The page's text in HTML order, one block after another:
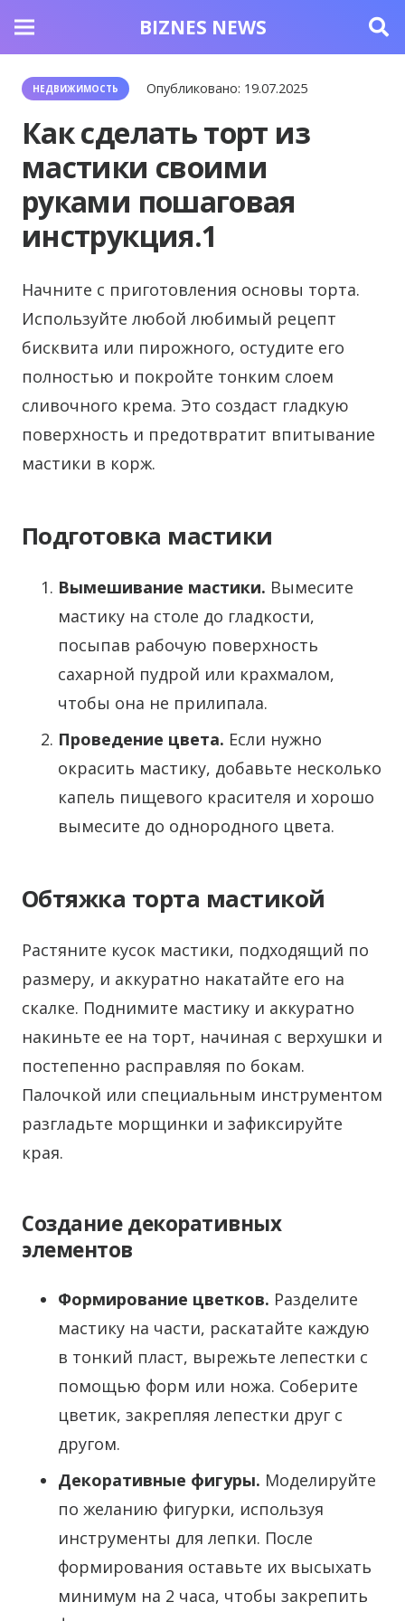
BIZNES NEWS
НЕДВИЖИМОСТЬ Опубликовано: 19.07.2025
Как сделать торт из
мастики своими
руками пошаговая
инструкция.1
Начните с приготовления основы торта.
Используйте любой любимый рецепт
бисквита или пирожного, остудите его
полностью и покройте тонким слоем
сливочного крема. Это создаст гладкую
поверхность и предотвратит впитывание
мастики в корж.
Подготовка мастики
Вымешивание мастики. Вымесите
мастику на столе до гладкости,
посыпав рабочую поверхность
сахарной пудрой или крахмалом,
чтобы она не прилипала.
Проведение цвета. Если нужно
окрасить мастику, добавьте несколько
капель пищевого красителя и хорошо
вымесите до однородного цвета.
Обтяжка торта мастикой
Растяните кусок мастики, подходящий по
размеру, и аккуратно накатайте его на
скалке. Поднимите мастику и аккуратно
накиньте ее на торт, начиная с верхушки и
постепенно расправляя по бокам.
Палочкой или специальным инструментом
разгладьте морщинки и зафиксируйте
края.
Создание декоративных
элементов
Формирование цветков. Разделите
мастику на части, раскатайте каждую
в тонкий пласт, вырежьте лепестки с
помощью форм или ножа. Соберите
цветик, закрепляя лепестки друг с
другом.
Декоративные фигуры. Моделируйте
по желанию фигурки, используя
инструменты для лепки. После
формирования оставьте их высыхать
минимум на 2 часа, чтобы закрепить